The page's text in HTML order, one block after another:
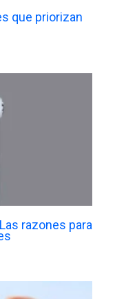
que priorizan
razones para